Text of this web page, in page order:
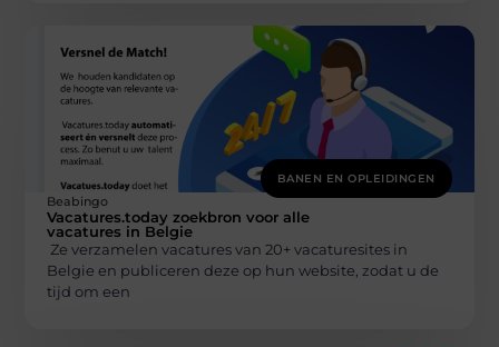
BANEN EN OPLEIDINGEN
Beabingo
Vacatures.today zoekbron voor alle
vacatures in Belgie
Ze verzamelen vacatures van 20+ vacaturesites in
Belgie en publiceren deze op hun website, zodat u de
tijd om een